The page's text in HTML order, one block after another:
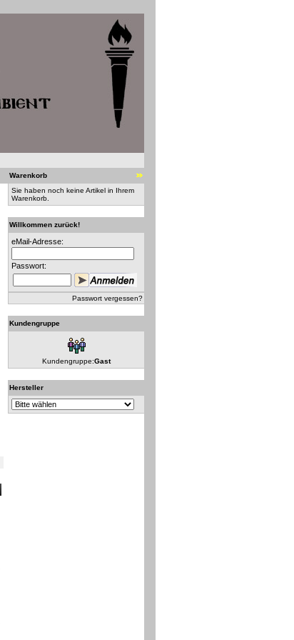
Warenkorb
Sie haben noch keine Artikel in Ihrem
Warenkorb.
Willkommen zurück!
eMail-Adresse:
Passwort:
Passwort vergessen?
Kundengruppe
Kundengruppe:Gast
Hersteller